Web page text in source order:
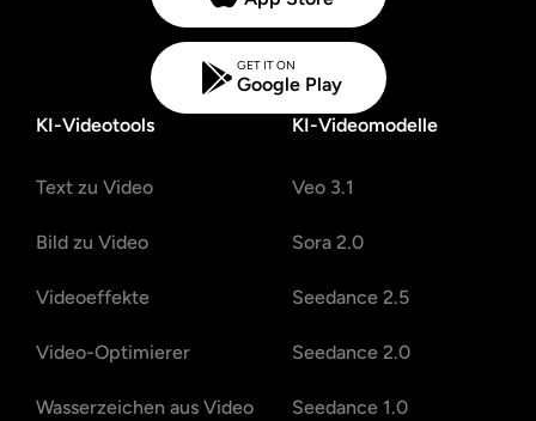
GET IT ON
Google Play
KI-Videotools
Text zu Video
Bild zu Video
Videoeffekte
Video-Optimierer
Wasserzeichen aus Video
KI-Videomodelle
Veo 3.1
Sora 2.0
Seedance 2.5
Seedance 2.0
Seedance 1.0